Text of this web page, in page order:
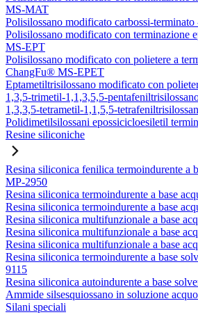
MS-MAT
Polisilossano modificato carbossi-
Polisilossano modificato con terminazione
MS-EPT
Polisilossano modificato con polietere a
ChangFu® MS-EPET
Eptametiltrisilossano modificato con
1,3,5-trimetil-1,1,3,5,5-
1,3,3,5-tetrametil-1,1,5,5-
Polidimetilsilossani epossicicloesiletil
Resine siliconiche
Resina siliconica fenilica termoindurente a
MP-2950
Resina siliconica termoindurente a base
Resina siliconica termoindurente a base
Resina siliconica multifunzionale a base
Resina siliconica multifunzionale a base
Resina siliconica multifunzionale a base
Resina siliconica termoindurente a base
9115
Resina siliconica autoindurente a base
Ammide silsesquiossano in soluzione
Silani speciali